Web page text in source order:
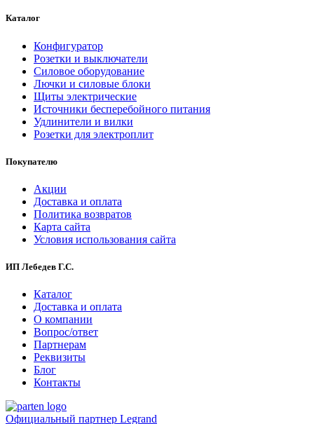
Каталог
Конфигуратор
Розетки и выключатели
Силовое оборудование
Лючки и силовые блоки
Щиты электрические
Источники бесперебойного питания
Удлинители и вилки
Розетки для электроплит
Покупателю
Акции
Доставка и оплата
Политика возвратов
Карта сайта
Условия использования сайта
ИП Лебедев Г.С.
Каталог
Доставка и оплата
О компании
Вопрос/ответ
Партнерам
Реквизиты
Блог
Контакты
Официальный партнер Legrand